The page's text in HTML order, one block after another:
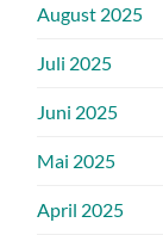
August 2025
Juli 2025
Juni 2025
Mai 2025
April 2025